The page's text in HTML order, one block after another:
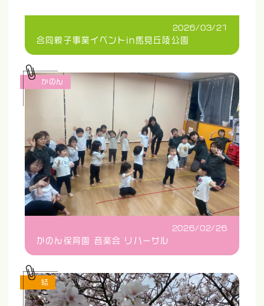
2026/03/21
合同親子事業イベントin馬見丘陵公園
2026/02/26
かのん保育園 音楽会 リハーサル
かのん
結